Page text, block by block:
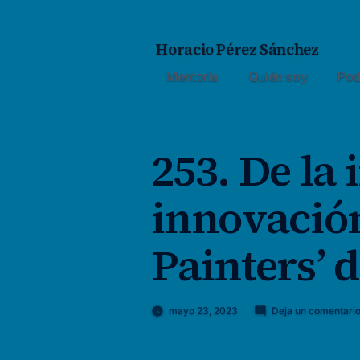
Horacio Pérez Sánchez
Mentoría Quién soy
253. De
Painters’
mayo 23, 2023 Deja un comentario